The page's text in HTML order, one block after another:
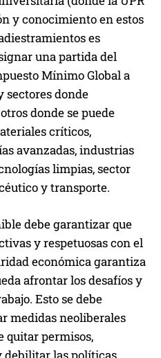
y conocimiento en estos
es
una partida del
Mínimo Global a
sectores donde
donde se puede
críticos,
avanzadas, industrias
limpias, sector
y transporte.
debe garantizar que
y respetuosas con el
económica garantiza
afrontar los desafíos y
Esto se debe
medidas neoliberales
quitar permisos,